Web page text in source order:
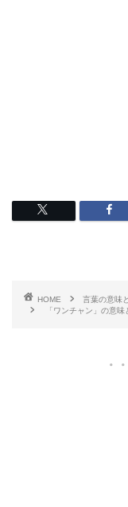
HOME 言葉の意味
「ワンチャン」の意